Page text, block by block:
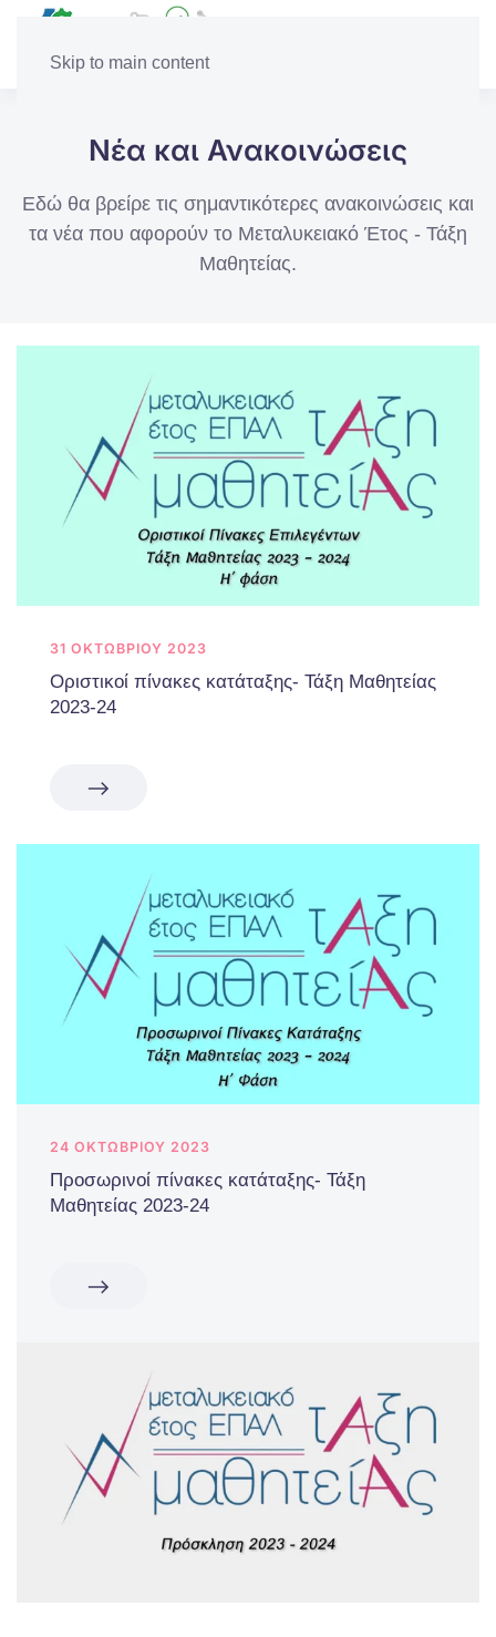
Skip to main content
Νέα και Ανακοινώσεις
Εδώ θα βρείρε τις σημαντικότερες ανακοινώσεις και
τα νέα που αφορούν το Μεταλυκειακό Έτος - Τάξη
Μαθητείας.
31 ΟΚΤΩΒΡΊΟΥ 2023
Οριστικοί πίνακες κατάταξης- Τάξη Μαθητείας
2023-24
24 ΟΚΤΩΒΡΊΟΥ 2023
Προσωρινοί πίνακες κατάταξης- Τάξη
Μαθητείας 2023-24